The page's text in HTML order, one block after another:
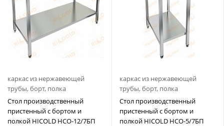
каркас из нержавеющей
трубы, борт, полка
Стол производственный
пристенный с бортом и
полкой HICOLD НСО-12/7БП
каркас из нержавеющей
трубы, борт, полка
Стол производственный
пристенный с бортом и
полкой HICOLD НСО-5/7БП